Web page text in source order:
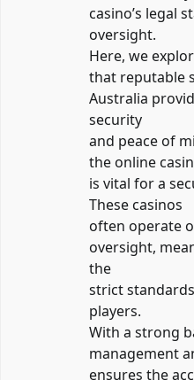
casino’s legal
oversight.
Here, we
that reputable
Australia
security
and peace of
the online
is vital for a
These casinos
often operate
oversight,
the
strict
players.
With a strong
management
ensures the